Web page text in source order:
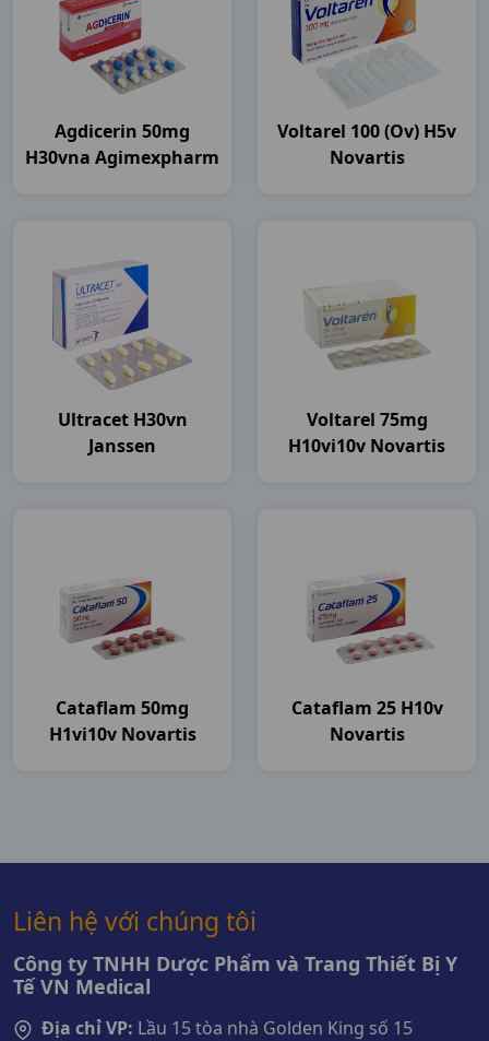
Agdicerin 50mg
H30vna Agimexpharm
Voltarel 100 (ov) H5v
Novartis
Ultracet H30vn
Janssen
Voltarel 75mg
H10vi10v Novartis
Cataflam 50mg
H1vi10v Novartis
Cataflam 25 H10v
Novartis
Liên hệ với chúng tôi
Công ty TNHH Dược Phẩm và Trang Thiết Bị Y
Tế VN Medical
Địa chỉ VP: Lầu 15 tòa nhà Golden King số 15